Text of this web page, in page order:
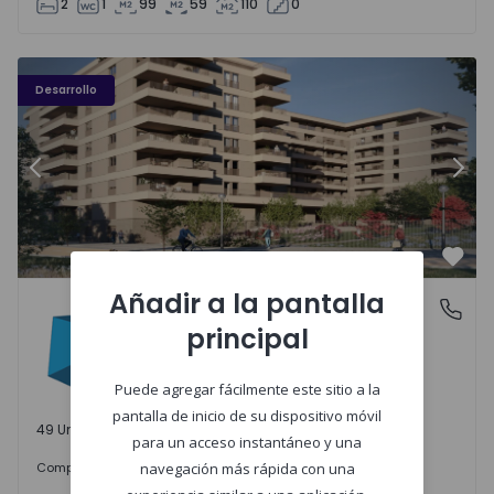
2 1 99 59 110 0
Desarrollo
PLENO JARDIM - 3
Anterior
Águas Santas, PortoPLENO JARDIM
Águas Santas, Porto
49 Unidades disponibles
Comprar 242.000 €
Añadir a la pantalla
principal
Puede agregar fácilmente este sitio a la
pantalla de inicio de su dispositivo móvil
para un acceso instantáneo y una
navegación más rápida con una